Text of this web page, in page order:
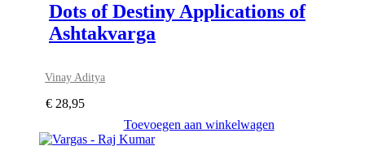
Dots of Destiny Applications of
Ashtakvarga
Vinay Aditya
€ 28,95
Toevoegen aan winkelwagen